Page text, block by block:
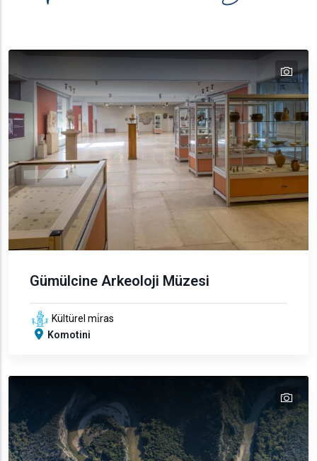
text
text
Gümülcine Arkeoloji Müzesi
Kültürel mi̇ras
Komotini
text
text
text
text
text